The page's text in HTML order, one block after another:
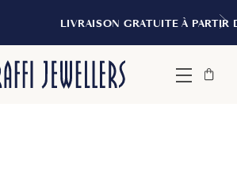
LIVRAISON GRATUITE À PARTIR DE 299 $*
Menu
Sac
Fermer